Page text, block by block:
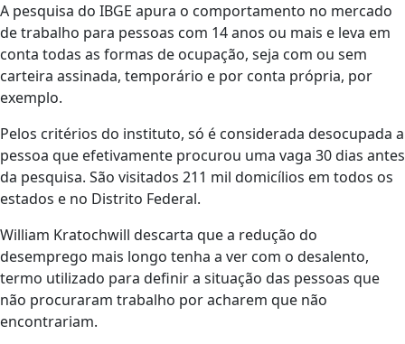
A pesquisa do IBGE apura o comportamento no mercado
de trabalho para pessoas com 14 anos ou mais e leva em
conta todas as formas de ocupação, seja com ou sem
carteira assinada, temporário e por conta própria, por
exemplo.
Pelos critérios do instituto, só é considerada desocupada a
pessoa que efetivamente procurou uma vaga 30 dias antes
da pesquisa. São visitados 211 mil domicílios em todos os
estados e no Distrito Federal.
William Kratochwill descarta que a redução do
desemprego mais longo tenha a ver com o desalento,
termo utilizado para definir a situação das pessoas que
não procuraram trabalho por acharem que não
encontrariam.